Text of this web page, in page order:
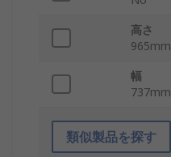
高さ
965mm
幅
737mm
類似製品を探す